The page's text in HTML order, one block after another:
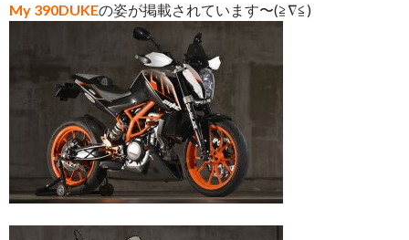
My 390DUKEの姿が掲載されています〜(≧∇≦)